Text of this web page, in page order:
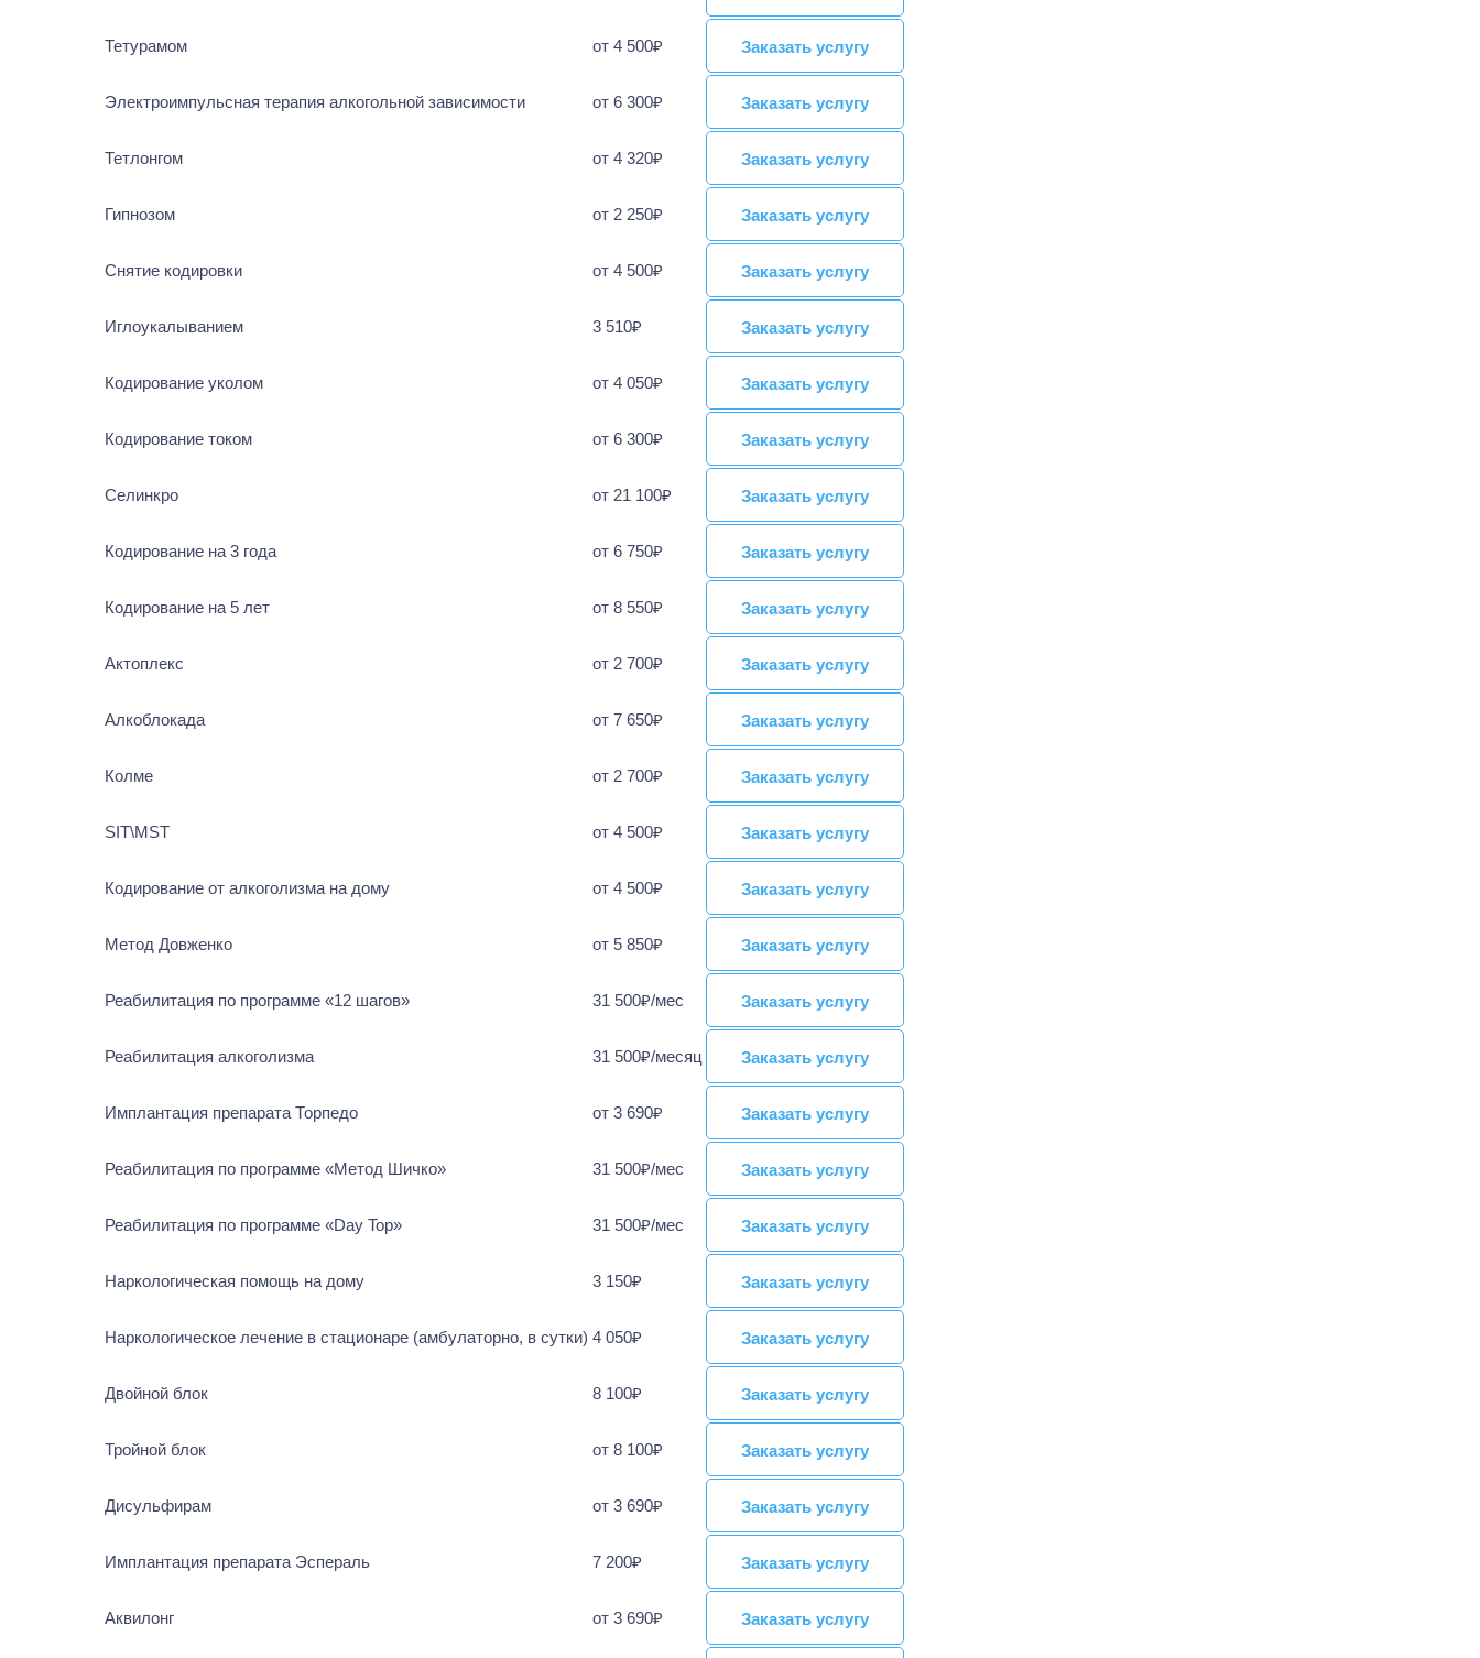
Тетурамом от 4 500₽ Заказать услугу
Заказать услугу
Электроимпульсная терапия алкогольной зависимости от 6 300₽ Заказать услугу
Заказать услугу
Тетлонгом от 4 320₽ Заказать услугу
Заказать услугу
Гипнозом от 2 250₽ Заказать услугу
Заказать услугу
Снятие кодировки от 4 500₽ Заказать услугу
Заказать услугу
Иглоукалыванием 3 510₽ Заказать услугу
Заказать услугу
Кодирование уколом от 4 050₽ Заказать услугу
Заказать услугу
Кодирование током от 6 300₽ Заказать услугу
Заказать услугу
Селинкро от 21 100₽ Заказать услугу
Заказать услугу
Кодирование на 3 года от 6 750₽ Заказать услугу
Заказать услугу
Кодирование на 5 лет от 8 550₽ Заказать услугу
Заказать услугу
Актоплекс от 2 700₽ Заказать услугу
Заказать услугу
Алкоблокада от 7 650₽ Заказать услугу
Заказать услугу
Колме от 2 700₽ Заказать услугу
Заказать услугу
SIT\MST от 4 500₽ Заказать услугу
Заказать услугу
Кодирование от алкоголизма на дому от 4 500₽ Заказать услугу
Заказать услугу
Метод Довженко от 5 850₽ Заказать услугу
Заказать услугу
Реабилитация по программе «12 шагов» 31 500₽/мес Заказать услугу
Заказать услугу
Реабилитация алкоголизма 31 500₽/месяц Заказать услугу
Заказать услугу
Имплантация препарата Торпедо от 3 690₽ Заказать услугу
Заказать услугу
Реабилитация по программе «Метод Шичко» 31 500₽/мес Заказать услугу
Заказать услугу
Реабилитация по программе «Day Top» 31 500₽/мес Заказать услугу
Заказать услугу
Наркологическая помощь на дому 3 150₽ Заказать услугу
Заказать услугу
Наркологическое лечение в стационаре (амбулаторно, в сутки) 4 050₽ Заказать услугу
Заказать услугу
Двойной блок 8 100₽ Заказать услугу
Заказать услугу
Тройной блок от 8 100₽ Заказать услугу
Заказать услугу
Дисульфирам от 3 690₽ Заказать услугу
Заказать услугу
Имплантация препарата Эспераль 7 200₽ Заказать услугу
Заказать услугу
Аквилонг от 3 690₽ Заказать услугу
Заказать услугу